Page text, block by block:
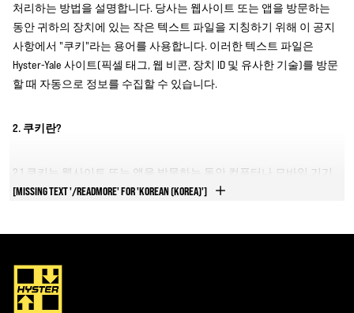
처리하는 방법을 설명합니다. 당사는 웹사이트 또는 앱을 방문하는
동안 귀하의 장치에 있는 작은 텍스트 파일을 지칭하기 위해 이 공지
사항에서 "쿠키"라는 용어를 사용합니다. 이러한 텍스트 파일은
Hyster-Yale 사이트(픽셀 태그, 웹 비콘, 장치 ID 및 유사한 기술)를 방문
할 때 자동으로 정보를 수집할 수 있습니다.
2. 쿠키란?
2.1 쿠키는 웹사이트 또는 앱을 방문하는 동안 컴퓨터나 모바일 기기
에 저장될 수 있는 작은 텍스트 파일 또는 데이터 조각입니다. 쿠키는
이전에 웹사이트를 방문했는지 또는 새로운 방문자인지 알려줍니다.
쿠키는 사용자 및 사용자의 관심사와 더 관련이 있는 온라인 광고를
제공하도록 지원할 수 있습니다. 사용자가 이미 방문한 웹사이트로
[MISSING TEXT '/READMORE' FOR 'KOREAN (KOREA)']